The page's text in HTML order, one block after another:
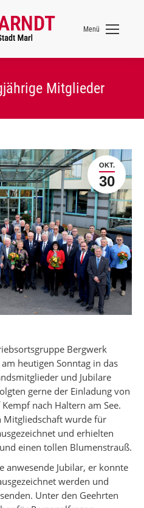
Menü
Mitglieder
OKT.
30
Bergwerk
heutigen Sonntag in das
und Jubilare
gerne der Einladung von
nach Haltern am See.
Mitgliedschaft wurde für
und erhielten
einen tollen Blumenstrauß.
anwesende Jubilar, er konnte
werden und
Unter den Geehrten